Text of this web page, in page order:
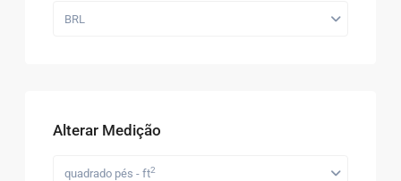
BRL
Alterar Medição
quadrado pés - ft2